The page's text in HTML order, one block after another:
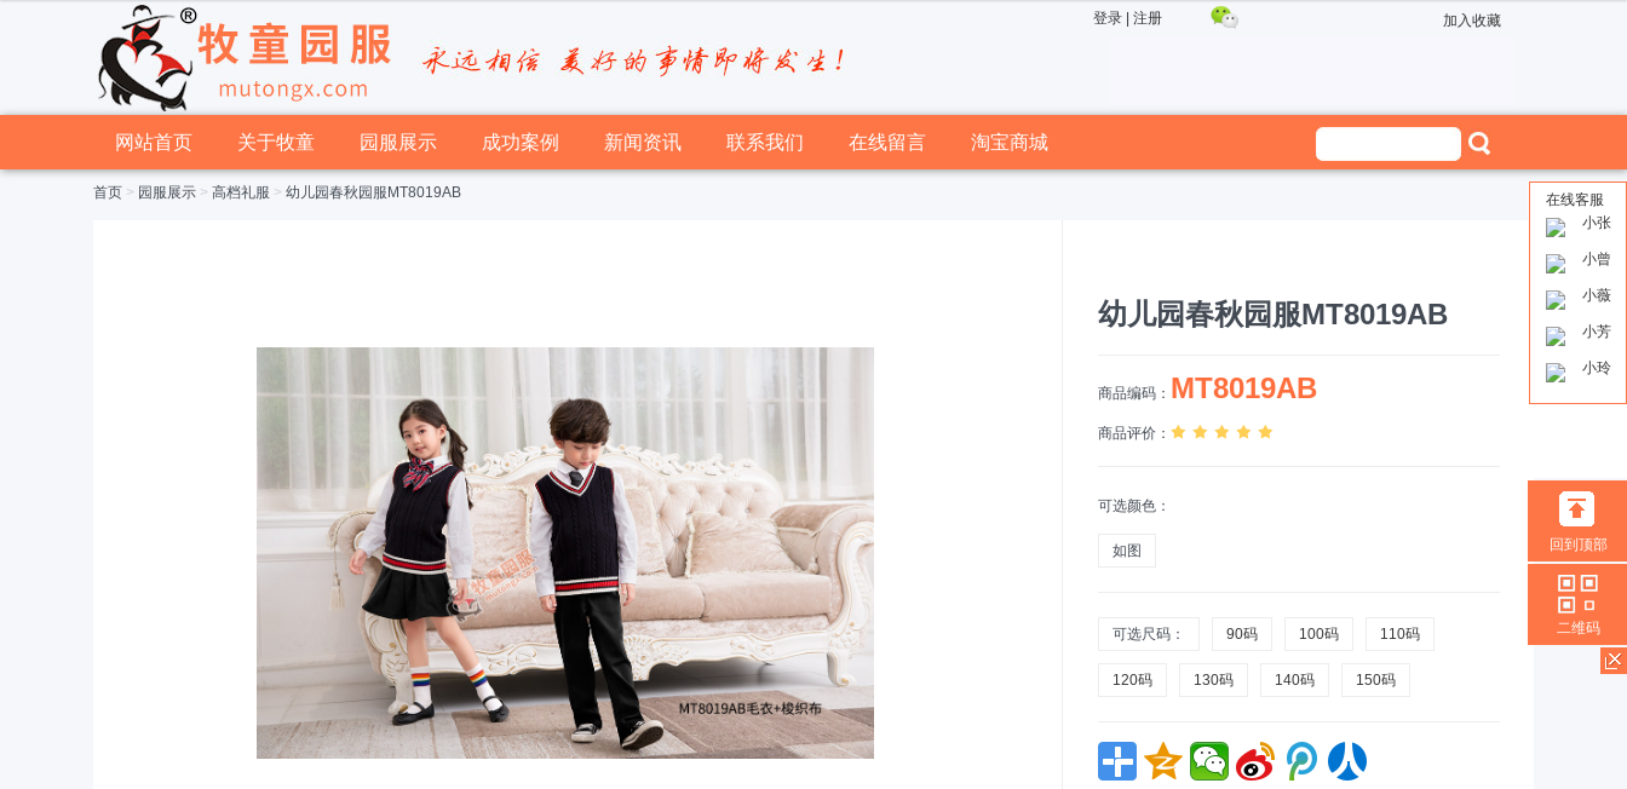
登录| 注册 加入收藏
网站首页 关于牧童 园服展示 成功案例 新闻资讯 联系我们 在线留言 淘宝商城
首页 > 园服展示 > 高档礼服 > 幼儿园春秋园服MT8019AB
幼儿园春秋园服MT8019AB
商品编码： MT8019AB
商品评价：
可选颜色：
如图
可选尺码： 90码 100码 110码
120码 130码 140码 150码
在线客服
小张
小曾
小薇
小芳
小玲
回到顶部
二维码